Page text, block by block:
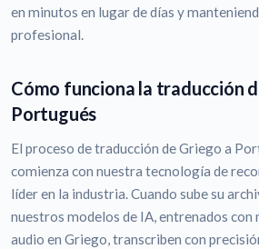
en minutos en lugar de días y
profesional.
Cómo funciona la traducción
Portugués
El proceso de traducción de Griego a
comienza con nuestra tecnología de
líder en la industria. Cuando sube su
nuestros modelos de IA, entrenados con
audio en Griego, transcriben con